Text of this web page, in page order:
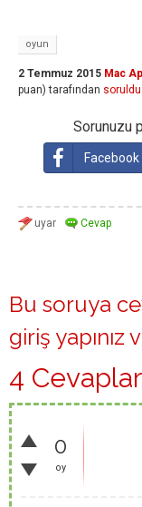
oyun
2 Temmuz 2015 Mac
puan) tarafından soruldu
Sorunuzu
Facebook
Bu soruya
giriş yapınız
4 Cevaplar
0
oy